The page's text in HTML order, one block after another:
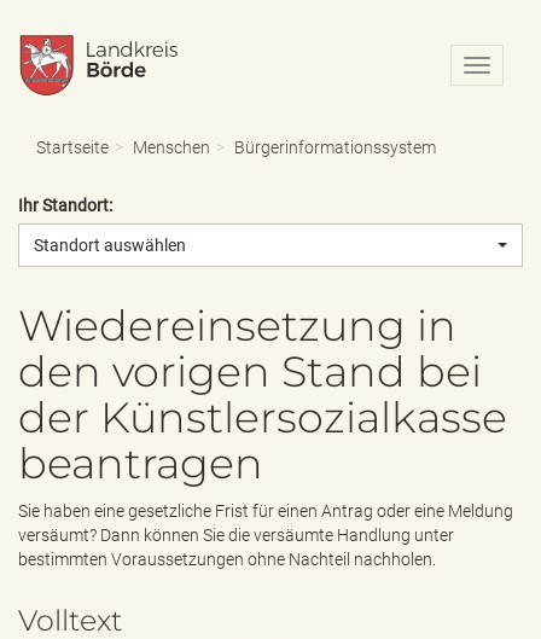
N
a
o
n
-
/
a
b
Startseite Menschen Bürgerinformationssystem
Ihr Standort:
Standort auswählen
Wiedereinsetzung in
den vorigen Stand bei
der Künstlersozialkasse
beantragen
Sie haben eine gesetzliche Frist für einen Antrag oder eine Meldung
versäumt? Dann können Sie die versäumte Handlung unter
bestimmten Voraussetzungen ohne Nachteil nachholen.
Volltext